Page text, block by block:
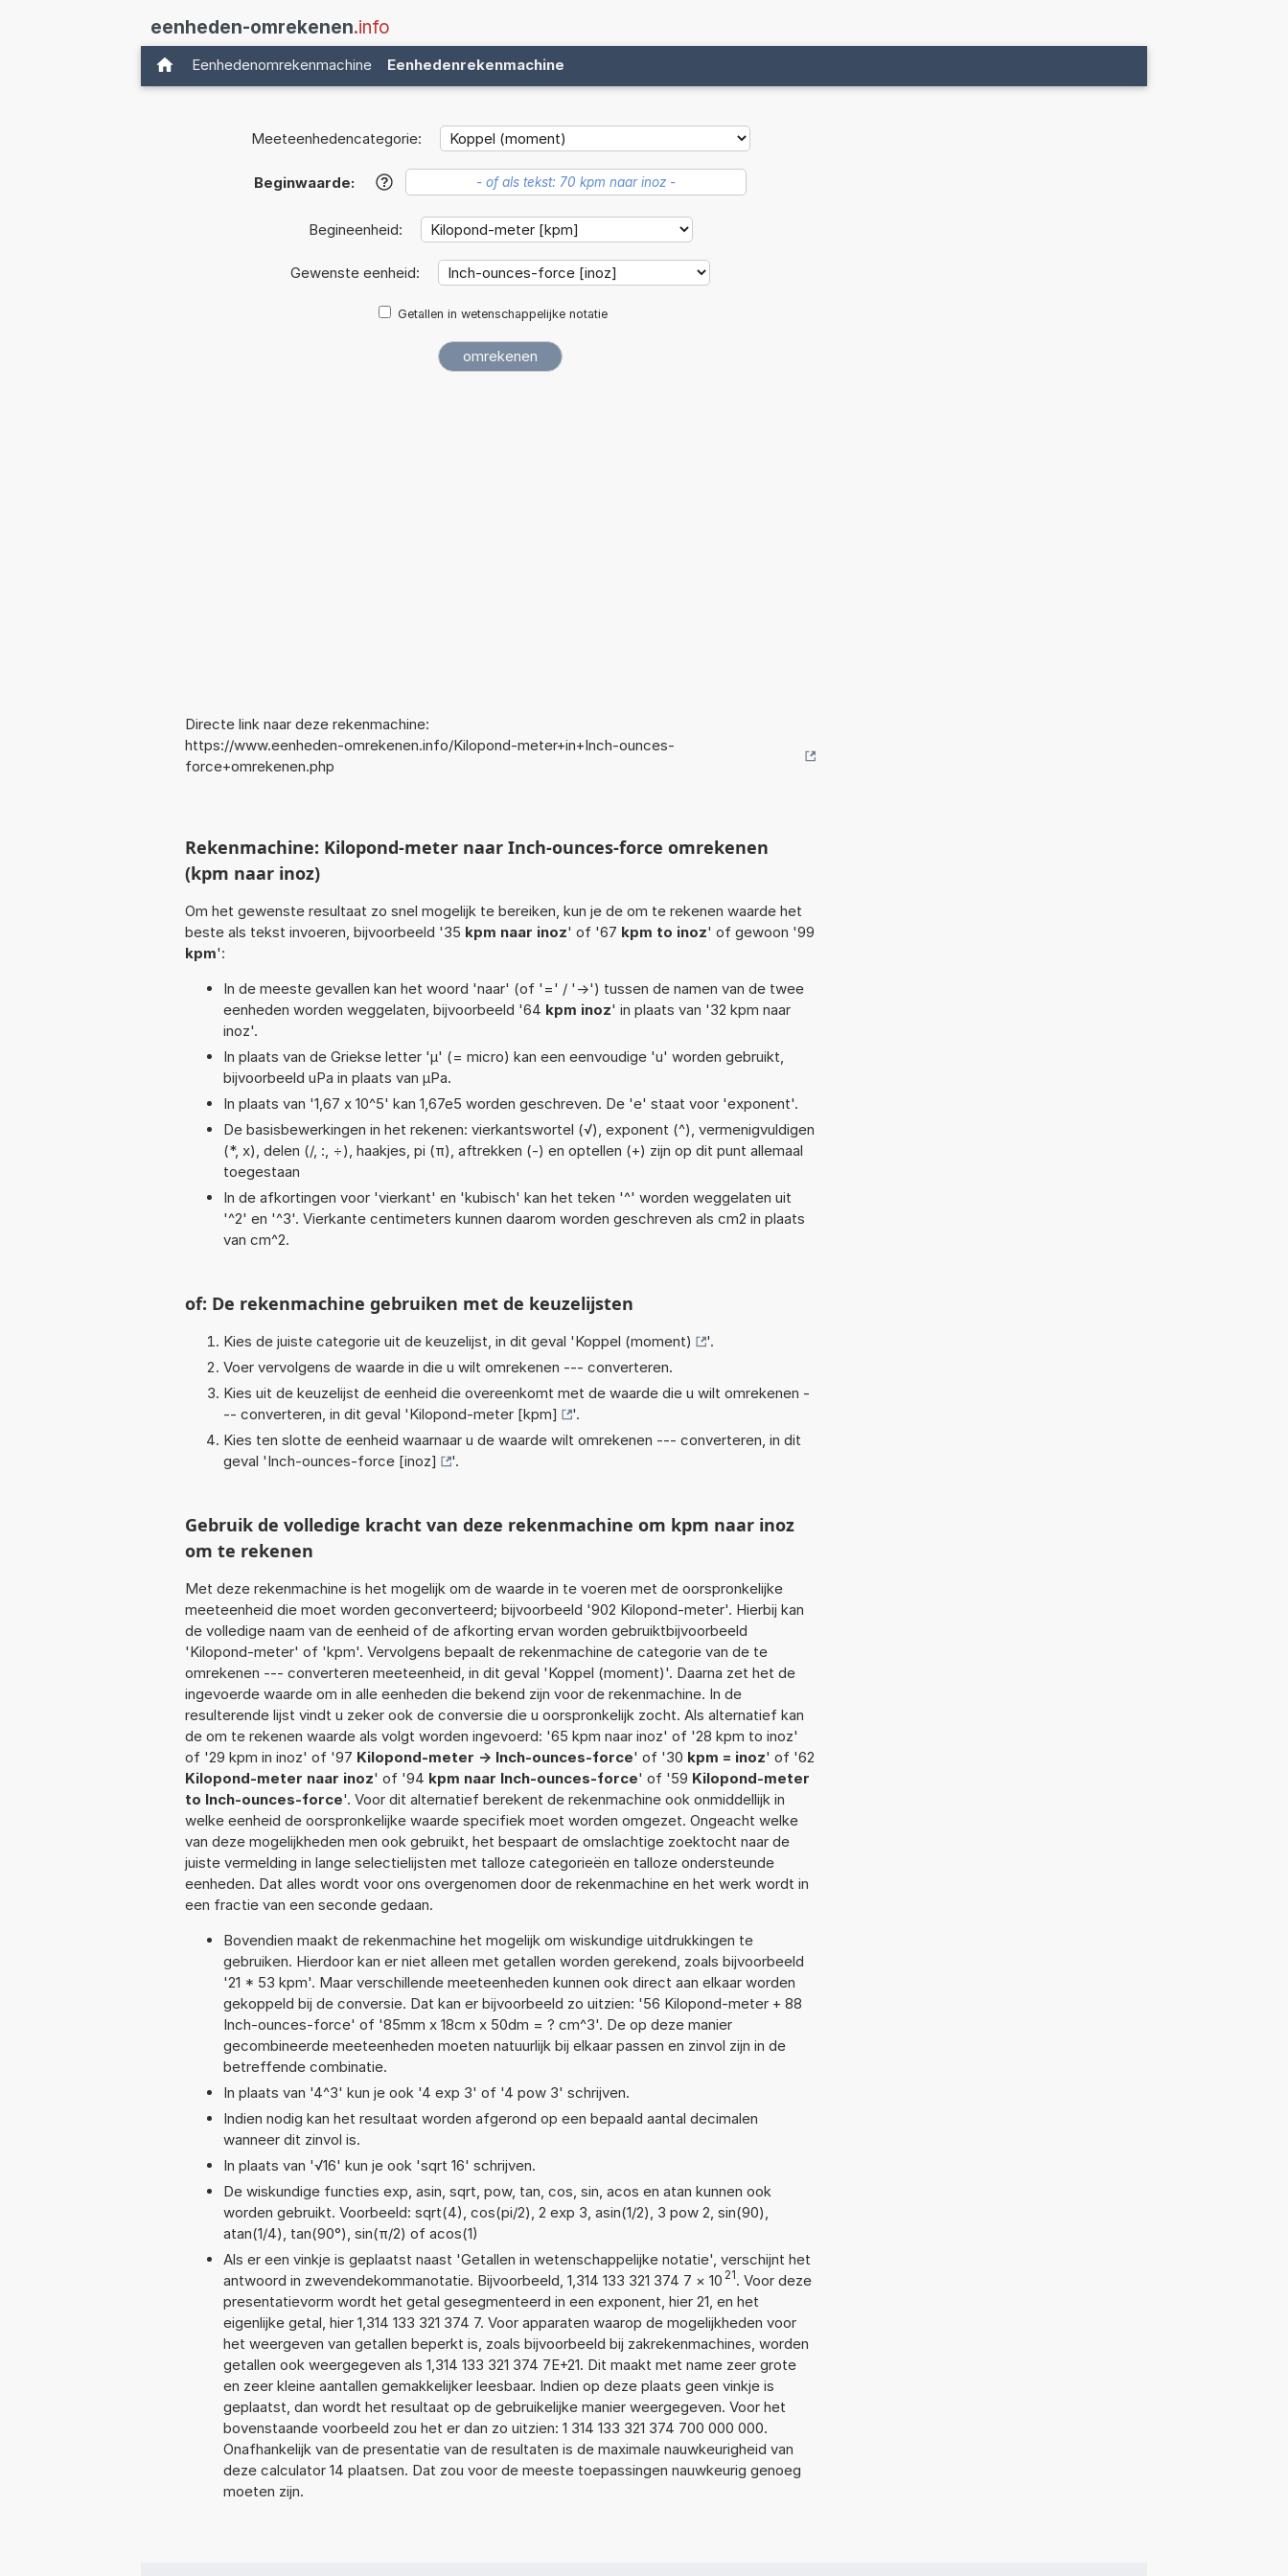
eenheden-omrekenen.info
Eenhedenomrekenmachine Eenhedenrekenmachine
Meeteenhedencategorie:
Beginwaarde: ?
Begineenheid:
Gewenste eenheid:
Getallen in wetenschappelijke notatie
Directe link naar deze rekenmachine:
https://www.eenheden-omrekenen.info/Kilopond-meter+in+Inch-ounces-
force+omrekenen.php
Rekenmachine: Kilopond-meter naar Inch-ounces-force omrekenen
(kpm naar inoz)
Om het gewenste resultaat zo snel mogelijk te bereiken, kun je de om te rekenen waarde het
beste als tekst invoeren, bijvoorbeeld '35 kpm naar inoz' of '67 kpm to inoz' of gewoon '99
kpm':
In de meeste gevallen kan het woord 'naar' (of '=' / '->') tussen de namen van de twee
eenheden worden weggelaten, bijvoorbeeld '64 kpm inoz' in plaats van '32 kpm naar
inoz'.
In plaats van de Griekse letter 'µ' (= micro) kan een eenvoudige 'u' worden gebruikt,
bijvoorbeeld uPa in plaats van µPa.
In plaats van '1,67 x 10^5' kan 1,67e5 worden geschreven. De 'e' staat voor 'exponent'.
De basisbewerkingen in het rekenen: vierkantswortel (√), exponent (^), vermenigvuldigen
(*, x), delen (/, :, ÷), haakjes, pi (π), aftrekken (-) en optellen (+) zijn op dit punt allemaal
toegestaan
In de afkortingen voor 'vierkant' en 'kubisch' kan het teken '^' worden weggelaten uit
'^2' en '^3'. Vierkante centimeters kunnen daarom worden geschreven als cm2 in plaats
van cm^2.
of: De rekenmachine gebruiken met de keuzelijsten
Kies de juiste categorie uit de keuzelijst, in dit geval 'Koppel (moment)
'.
Voer vervolgens de waarde in die u wilt omrekenen --- converteren.
Kies uit de keuzelijst de eenheid die overeenkomt met de waarde die u wilt omrekenen -
-- converteren, in dit geval 'Kilopond-meter [kpm]
'.
Kies ten slotte de eenheid waarnaar u de waarde wilt omrekenen --- converteren, in dit
geval 'Inch-ounces-force [inoz] '.
Gebruik de volledige kracht van deze rekenmachine om kpm naar inoz
om te rekenen
Met deze rekenmachine is het mogelijk om de waarde in te voeren met de oorspronkelijke
meeteenheid die moet worden geconverteerd; bijvoorbeeld '902 Kilopond-meter'. Hierbij kan
de volledige naam van de eenheid of de afkorting ervan worden gebruiktbijvoorbeeld
'Kilopond-meter' of 'kpm'. Vervolgens bepaalt de rekenmachine de categorie van de te
omrekenen --- converteren meeteenheid, in dit geval 'Koppel (moment)'. Daarna zet het de
ingevoerde waarde om in alle eenheden die bekend zijn voor de rekenmachine. In de
resulterende lijst vindt u zeker ook de conversie die u oorspronkelijk zocht. Als alternatief kan
de om te rekenen waarde als volgt worden ingevoerd: '65 kpm naar inoz' of '28 kpm to inoz'
of '29 kpm in inoz' of '97 Kilopond-meter -> Inch-ounces-force' of '30 kpm = inoz' of '62
Kilopond-meter naar inoz' of '94 kpm naar Inch-ounces-force' of '59 Kilopond-meter
to Inch-ounces-force'. Voor dit alternatief berekent de rekenmachine ook onmiddellijk in
welke eenheid de oorspronkelijke waarde specifiek moet worden omgezet. Ongeacht welke
van deze mogelijkheden men ook gebruikt, het bespaart de omslachtige zoektocht naar de
juiste vermelding in lange selectielijsten met talloze categorieën en talloze ondersteunde
eenheden. Dat alles wordt voor ons overgenomen door de rekenmachine en het werk wordt in
een fractie van een seconde gedaan.
Bovendien maakt de rekenmachine het mogelijk om wiskundige uitdrukkingen te
gebruiken. Hierdoor kan er niet alleen met getallen worden gerekend, zoals bijvoorbeeld
'21 * 53 kpm'. Maar verschillende meeteenheden kunnen ook direct aan elkaar worden
gekoppeld bij de conversie. Dat kan er bijvoorbeeld zo uitzien: '56 Kilopond-meter + 88
Inch-ounces-force' of '85mm x 18cm x 50dm = ? cm^3'. De op deze manier
gecombineerde meeteenheden moeten natuurlijk bij elkaar passen en zinvol zijn in de
betreffende combinatie.
In plaats van '4^3' kun je ook '4 exp 3' of '4 pow 3' schrijven.
Indien nodig kan het resultaat worden afgerond op een bepaald aantal decimalen
wanneer dit zinvol is.
In plaats van '√16' kun je ook 'sqrt 16' schrijven.
De wiskundige functies exp, asin, sqrt, pow, tan, cos, sin, acos en atan kunnen ook
worden gebruikt. Voorbeeld: sqrt(4), cos(pi/2), 2 exp 3, asin(1/2), 3 pow 2, sin(90),
atan(1/4), tan(90°), sin(π/2) of acos(1)
Als er een vinkje is geplaatst naast 'Getallen in wetenschappelijke notatie', verschijnt het
antwoord in zwevendekommanotatie. Bijvoorbeeld, 1,314 133 321 374 7 × 10 21. Voor deze
presentatievorm wordt het getal gesegmenteerd in een exponent, hier 21, en het
eigenlijke getal, hier 1,314 133 321 374 7. Voor apparaten waarop de mogelijkheden voor
het weergeven van getallen beperkt is, zoals bijvoorbeeld bij zakrekenmachines, worden
getallen ook weergegeven als 1,314 133 321 374 7E+21. Dit maakt met name zeer grote
en zeer kleine aantallen gemakkelijker leesbaar. Indien op deze plaats geen vinkje is
geplaatst, dan wordt het resultaat op de gebruikelijke manier weergegeven. Voor het
bovenstaande voorbeeld zou het er dan zo uitzien: 1 314 133 321 374 700 000 000.
Onafhankelijk van de presentatie van de resultaten is de maximale nauwkeurigheid van
deze calculator 14 plaatsen. Dat zou voor de meeste toepassingen nauwkeurig genoeg
moeten zijn.